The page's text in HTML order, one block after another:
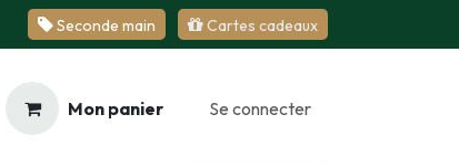
Se​​​​conde ​​​​m​​a​​in Cartes cadeaux
Mon panier Se connecter